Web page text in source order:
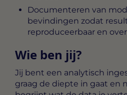
Documenteren van
bevindingen zodat
reproduceerbaar en
Wie ben jij?
Jij bent een analytisch
graag de diepte in gaat en